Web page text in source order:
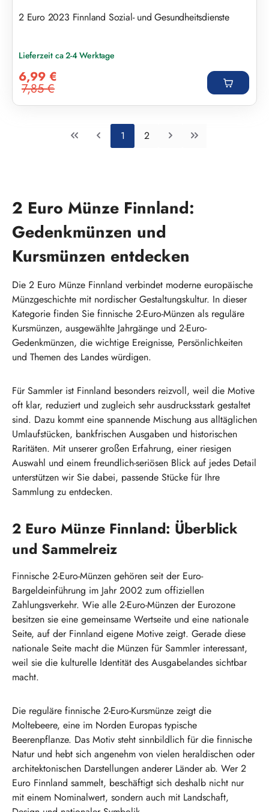
2 Euro 2023 Finnland Sozial- und Gesundheitsdienste
Lieferzeit ca 2-4 Werktage
6,99 €
Regulärer Preis:
7,85 €
Seite
1 Seite
2
2 Euro Münze Finnland:
Gedenkmünzen und
Kursmünzen entdecken
Die 2 Euro Münze Finnland verbindet moderne europäische
Münzgeschichte mit nordischer Gestaltungskultur. In dieser
Kategorie finden Sie finnische 2-Euro-Münzen als reguläre
Kursmünzen, ausgewählte Jahrgänge und 2-Euro-
Gedenkmünzen, die wichtige Ereignisse, Persönlichkeiten
und Themen des Landes würdigen.
Für Sammler ist Finnland besonders reizvoll, weil die Motive
oft klar, reduziert und zugleich sehr ausdrucksstark gestaltet
sind. Dazu kommt eine spannende Mischung aus alltäglichen
Umlaufstücken, bankfrischen Ausgaben und historischen
Raritäten. Mit unserer großen Erfahrung, einer riesigen
Auswahl und einem freundlich-seriösen Blick auf jedes Detail
unterstützen wir Sie dabei, passende Stücke für Ihre
Sammlung zu entdecken.
2 Euro Münze Finnland: Überblick
und Sammelreiz
Finnische 2-Euro-Münzen gehören seit der Euro-
Bargeldeinführung im Jahr 2002 zum offiziellen
Zahlungsverkehr. Wie alle 2-Euro-Münzen der Eurozone
besitzen sie eine gemeinsame Wertseite und eine nationale
Seite, auf der Finnland eigene Motive zeigt. Gerade diese
nationale Seite macht die Münzen für Sammler interessant,
weil sie die kulturelle Identität des Ausgabelandes sichtbar
macht.
Die reguläre finnische 2-Euro-Kursmünze zeigt die
Moltebeere, eine im Norden Europas typische
Beerenpflanze. Das Motiv steht sinnbildlich für die finnische
Natur und hebt sich angenehm von vielen heraldischen oder
architektonischen Darstellungen anderer Länder ab. Wer 2
Euro Finnland sammelt, beschäftigt sich deshalb nicht nur
mit einem Nominalwert, sondern auch mit Landschaft,